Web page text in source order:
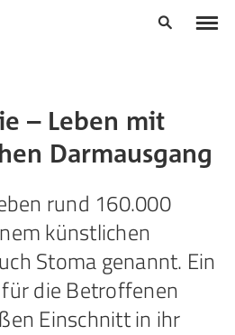
– Leben mit
Darmausgang
rund 160.000
künstlichen
Stoma genannt. Ein
die Betroffenen
Einschnitt in ihr